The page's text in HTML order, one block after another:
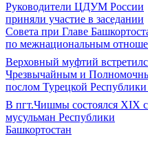
Руководители ЦДУМ России
приняли участие в заседании
Совета при Главе
по межнациональным
Верховный муфтий
Чрезвычайным и
послом Турецкой
В пгт.Чишмы состоялся XIX
мусульман Республики
Башкортостан